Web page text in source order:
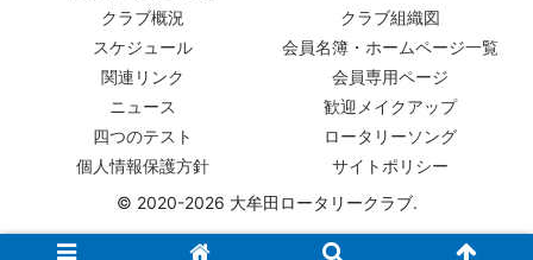
クラブ概況
クラブ組織図
スケジュール
会員名簿・ホームページ一覧
関連リンク
会員専用ページ
ニュース
歓迎メイクアップ
四つのテスト
ロータリーソング
個人情報保護方針
サイトポリシー
© 2020-2026 大牟田ロータリークラブ.